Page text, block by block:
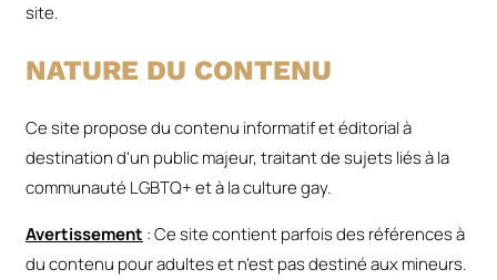
site.
NATURE DU CONTENU
Ce site propose du contenu informatif et éditorial à
destination d’un public majeur, traitant de sujets liés à la
communauté LGBTQ+ et à la culture gay.
Avertissement : Ce site contient parfois des références à
du contenu pour adultes et n’est pas destiné aux mineurs.